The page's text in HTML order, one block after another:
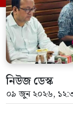
নিউজ ডেস্ক
০৯ জুন ২০২৬,